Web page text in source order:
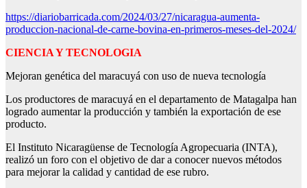
https://diariobarricada.com/2024/03/27/nicaragua-aumenta-
produccion-nacional-de-carne-bovina-en-primeros-meses-del-2024/
CIENCIA Y TECNOLOGIA
Mejoran genética del maracuyá con uso de nueva tecnología
Los productores de maracuyá en el departamento de Matagalpa han
logrado aumentar la producción y también la exportación de ese
producto.
El Instituto Nicaragüense de Tecnología Agropecuaria (INTA),
realizó un foro con el objetivo de dar a conocer nuevos métodos
para mejorar la calidad y cantidad de ese rubro.